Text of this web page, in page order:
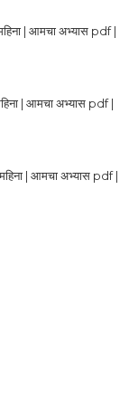
| आमचा अभ्यास pdf |
| आमचा अभ्यास pdf |
| आमचा अभ्यास pdf |